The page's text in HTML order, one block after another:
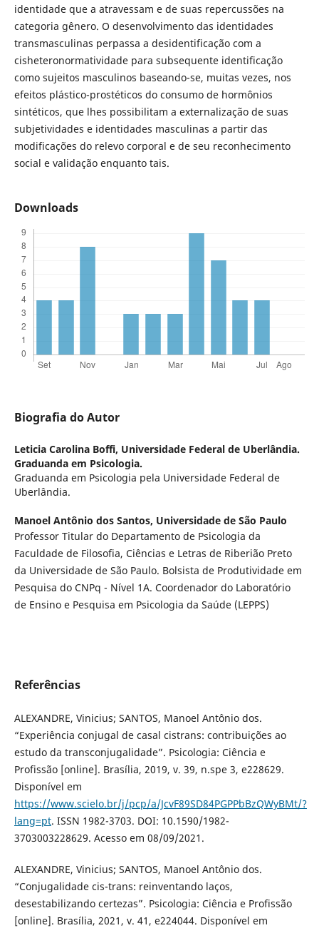
identidade que a atravessam e de suas repercussões na
categoria gênero. O desenvolvimento das identidades
transmasculinas perpassa a desidentificação com a
cisheteronormatividade para subsequente identificação
como sujeitos masculinos baseando-se, muitas vezes, nos
efeitos plástico-prostéticos do consumo de hormônios
sintéticos, que lhes possibilitam a externalização de suas
subjetividades e identidades masculinas a partir das
modificações do relevo corporal e de seu reconhecimento
social e validação enquanto tais.
Downloads
Biografia do Autor
Leticia Carolina Boffi, Universidade Federal de Uberlândia.
Graduanda em Psicologia.
Graduanda em Psicologia pela Universidade Federal de
Uberlândia.
Manoel Antônio dos Santos, Universidade de São Paulo
Professor Titular do Departamento de Psicologia da
Faculdade de Filosofia, Ciências e Letras de Riberião Preto
da Universidade de São Paulo. Bolsista de Produtividade em
Pesquisa do CNPq - Nível 1A. Coordenador do Laboratório
de Ensino e Pesquisa em Psicologia da Saúde (LEPPS)
Referências
ALEXANDRE, Vinicius; SANTOS, Manoel Antônio dos.
“Experiência conjugal de casal cistrans: contribuições ao
estudo da transconjugalidade”. Psicologia: Ciência e
Profissão [online]. Brasília, 2019, v. 39, n.spe 3, e228629.
Disponível em
https://www.scielo.br/j/pcp/a/JcvF89SD84PGPPbBzQWyBMt/?
lang=pt. ISSN 1982-3703. DOI: 10.1590/1982-
3703003228629. Acesso em 08/09/2021.
ALEXANDRE, Vinicius; SANTOS, Manoel Antônio dos.
“Conjugalidade cis-trans: reinventando laços,
desestabilizando certezas”. Psicologia: Ciência e Profissão
[online]. Brasília, 2021, v. 41, e224044. Disponível em